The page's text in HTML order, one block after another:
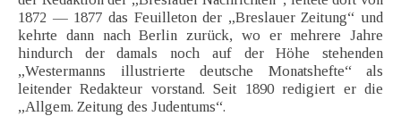
1872 — 1877 das Feuilleton der „Breslauer Zeitung“ und
kehrte dann nach Berlin zurück, wo er mehrere Jahre
hindurch der damals noch auf der Höhe stehenden
„Westermanns illustrierte deutsche Monatshefte“ als
leitender Redakteur vorstand. Seit 1890 redigiert er die
„Allgem. Zeitung des Judentums“.